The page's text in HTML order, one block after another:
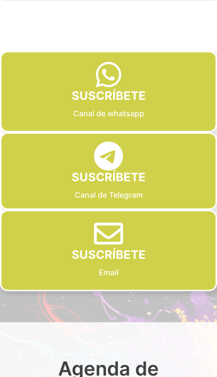
SUSCRÍBETE
Canal de whatsapp
SUSCRÍBETE
Canal de Telegram
SUSCRÍBETE
Email
Agenda de